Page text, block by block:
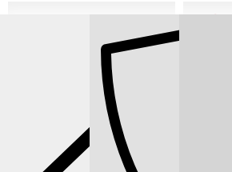
ОТЗЫВЫ КЛИЕНТОВ